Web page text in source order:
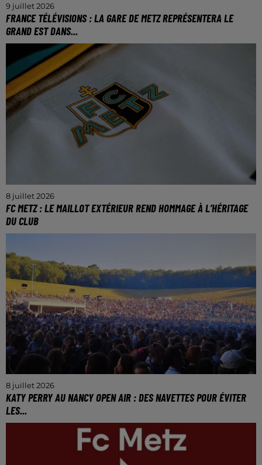
9 juillet 2026
FRANCE TÉLÉVISIONS : LA GARE DE METZ REPRÉSENTERA LE
GRAND EST DANS...
Le monument messin était en concurrence avec le
parc de Wesserling, dans le Haut-Rhin.
8 juillet 2026
FC METZ : LE MAILLOT EXTÉRIEUR REND HOMMAGE À L’HÉRITAGE
DU CLUB
Le FC Metz et Kappa ont dévoilé le nouveau maillot
8 juillet 2026
KATY PERRY AU NANCY OPEN AIR : DES NAVETTES POUR ÉVITER
LES...
La chanteuse américaine sera en Lorraine ce
dimanche 12 juillet.